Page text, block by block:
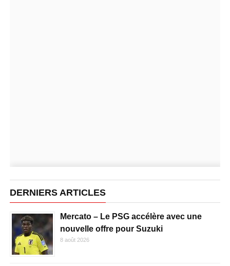
DERNIERS ARTICLES
Mercato – Le PSG accélère avec une
nouvelle offre pour Suzuki
8 août 2026